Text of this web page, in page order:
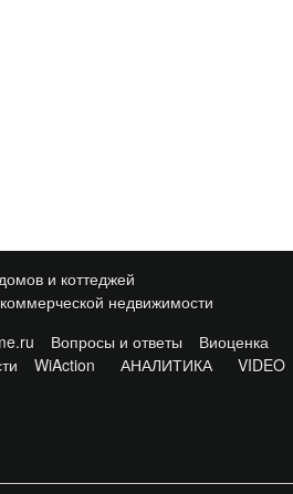
и коттеджей
недвижимости
Вопросы и ответы
Виоценка
WiAction АНАЛИТИКА VIDEO